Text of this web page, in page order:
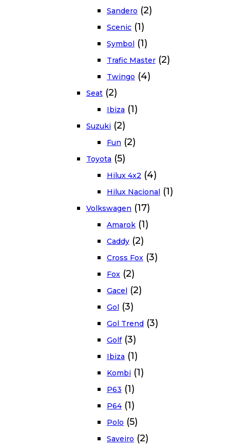
Sandero (2)
Scenic (1)
Symbol (1)
Trafic Master (2)
Twingo (4)
Seat (2)
Ibiza (1)
Suzuki (2)
Fun (2)
Toyota (5)
Hilux 4x2 (4)
Hilux Nacional (1)
Volkswagen (17)
Amarok (1)
Caddy (2)
Cross Fox (3)
Fox (2)
Gacel (2)
Gol (3)
Gol Trend (3)
Golf (3)
Ibiza (1)
Kombi (1)
P63 (1)
P64 (1)
Polo (5)
Saveiro (2)